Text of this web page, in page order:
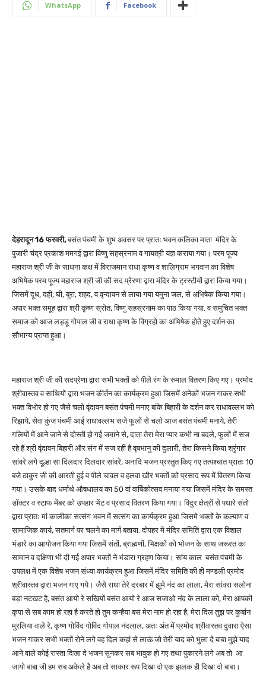
WhatsApp Facebook
देहरादून 16 फरवरी,बसंत पंचमी के शुभ अवसर पर प्रातः भवन कलिका माता मंदिर के
पुजारी चंद्र प्रकाश ममगई द्वारा विष्णु सहस्रनाम व गायत्री यज्ञ कराया गया। परम पूज्य
महाराज श्री जी के साधना कक्ष में विराजमान राधा कृष्ण व शालिग्राम भगवान का विशेष
अभिषेक परम पूज्य महाराज श्री जी की सद प्रेरणा द्वारा मंदिर के ट्रस्टीयों द्वारा किया गया।
जिसमें दूध, दही, घी, बूरा, शहद, व वृन्दावन से लाया गया यमुना जल, से अभिषेक किया गया।
अपार भक्त समूह द्वारा श्री कृष्ण स्रोत, विष्णु सहस्रनाम का पाठ किया गया. व समुचित भक्त
समाज को आज लड्डू गोपाल जी व राधा कृष्ण के विग्रहो का अभिषेक होते हुए दर्शन का
सौभाग्य प्राप्त हुआ।
महाराज श्री जी की सदप्रेणा द्वारा सभी भक्तों को पीले रंग के रुमाल वितरण किए गए। प्रमोद
श्रीवास्तव व साथियों द्वारा भजन कीर्तन का कार्यक्रम हुआ जिसमें अनेकों भजन गाकर सभी
भक्त विभोर हो गए जैसे चलो वृंदावन बसंत पंचमी मनाए बांके बिहारी के दर्शन कर राधावल्लभ को
रिझाये, सेवा कुंज पंचमी आई राधावल्लभ सजे फूलों से चलो आज बसंत पंचमी मनाये, तेरी
गलियों में आने जाने से दोस्ती हो गई जमाने से, दाता तेरा मेरा प्यार कभी ना बदले, फूलों में सज
रहे हैं श्री वृंदावन बिहारी और संग में सज रही है वृषभानु की दुलारी, तेरा किसने किया श्रृंगार
सांवरे लगे दूल्हा सा दिलदार दिलदार सांवरे, अनादि भजन प्रस्तुत किए गए तत्पश्चात प्रातः 10
बजे ठाकुर जी की आरती हुई व पीले चावल व हलवा खीर भक्तों को प्रसाद रूप में वितरण किया
गया। उसके बाद धर्मार्थ औषधालय का 50 वां वार्षिकोत्सव मनाया गया जिसमें मंदिर के समस्त
डॉक्टर व स्टाफ मेंबर को उपहार भेंट व प्रसाद वितरण किया गया। विदुर क्षेत्रों से पधारे संतो
द्वारा प्रातः मां कालीका सत्संग भवन में सत्संग का कार्यक्रम हुआ जिसमे भक्तों के कल्याण व
सामाजिक कार्य, सतमार्ग पर चलने का मार्ग बताया. दोपहर मे मंदिर समिति द्वारा एक विशाल
भंडारे का आयोजन किया गया जिसमें संतों, ब्राह्मणों, भिक्षकों को भोजन के साथ जरूरत का
सामान व दक्षिणा भी दी गई अपार भक्तों ने भंडारा ग्रहण किया। सांय काल बसंत पंचमी के
उपलक्ष में एक विशेष भजन संध्या कार्यक्रम हुआ जिसमें मंदिर समिति की ही मण्डली प्रमोद
श्रीवास्तव द्वारा भजन गाए गये। जैसे राधा तेरे दरबार में झूमे नंद का लाला, मेरा सांवरा सलोना
बड़ा नटखट है, बसंत आयो रे सखियों बसंत आयो रे आज सजाओ नंद के लाला को, मेरा आपकी
कृपा से सब काम हो रहा है करते हो तुम कन्हैया बस मेरा नाम हो रहा है, मेरा दिल तुझ पर कुर्बान
मुरलिया वाले रे, कृष्ण गोविंद गोविंद गोपाल नंदलाल, अतः अंत में प्रमोद श्रीवास्तव दुवारा ऐसा
भजन गाकर सभी भक्तों रोने लगे वह दिल कहां से लाऊं जो तेरी याद को भुला दे बाबा मुझे याद
आने वाले कोई रास्ता दिखा दे भजन सुनकर सब भावुक हो गए तथा पुकारने लगे अब तो आ
जायो बाबा जी हम सब अकेले है अब तो साकार रूप दिखा दो एक झलक ही दिखा दो बाबा।